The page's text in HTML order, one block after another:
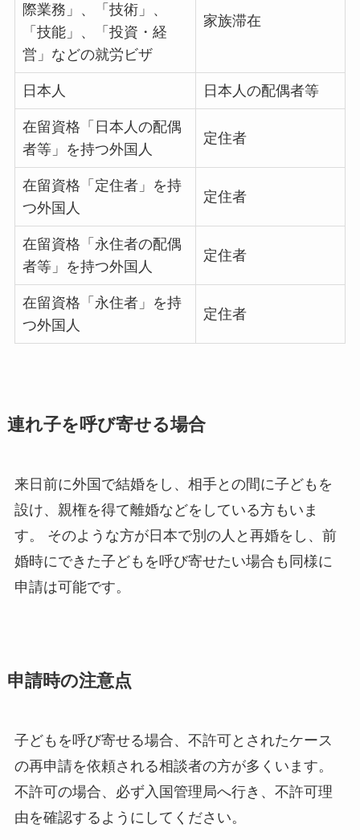
際業務」、「技術」、
「技能」、「投資・経
営」などの就労ビザ
家族滞在
日本人 日本人の配偶者等
在留資格「日本人の配偶
者等」を持つ外国人
定住者
在留資格「定住者」を持
つ外国人
定住者
在留資格「永住者の配偶
者等」を持つ外国人
定住者
在留資格「永住者」を持
つ外国人
定住者
連れ子を呼び寄せる場合
来日前に外国で結婚をし、相手との間に子どもを
設け、親権を得て離婚などをしている方もいま
す。 そのような方が日本で別の人と再婚をし、前
婚時にできた子どもを呼び寄せたい場合も同様に
申請は可能です。
申請時の注意点
子どもを呼び寄せる場合、不許可とされたケース
の再申請を依頼される相談者の方が多くいます。
不許可の場合、必ず入国管理局へ行き、不許可理
由を確認するようにしてください。